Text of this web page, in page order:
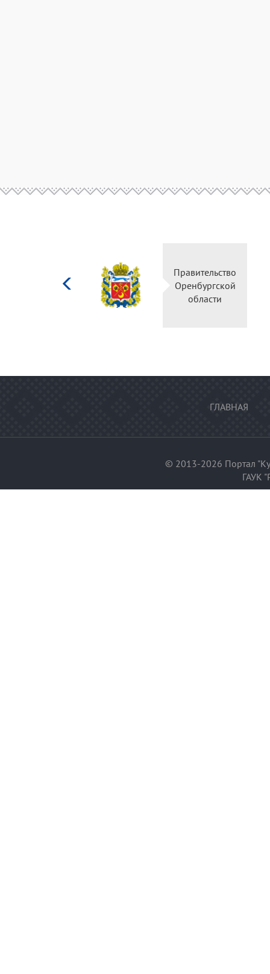
культуры
Российской
Правительство
Оренбургской
области
ГЛАВНАЯ
© 2013-2026 Портал
ГАУК